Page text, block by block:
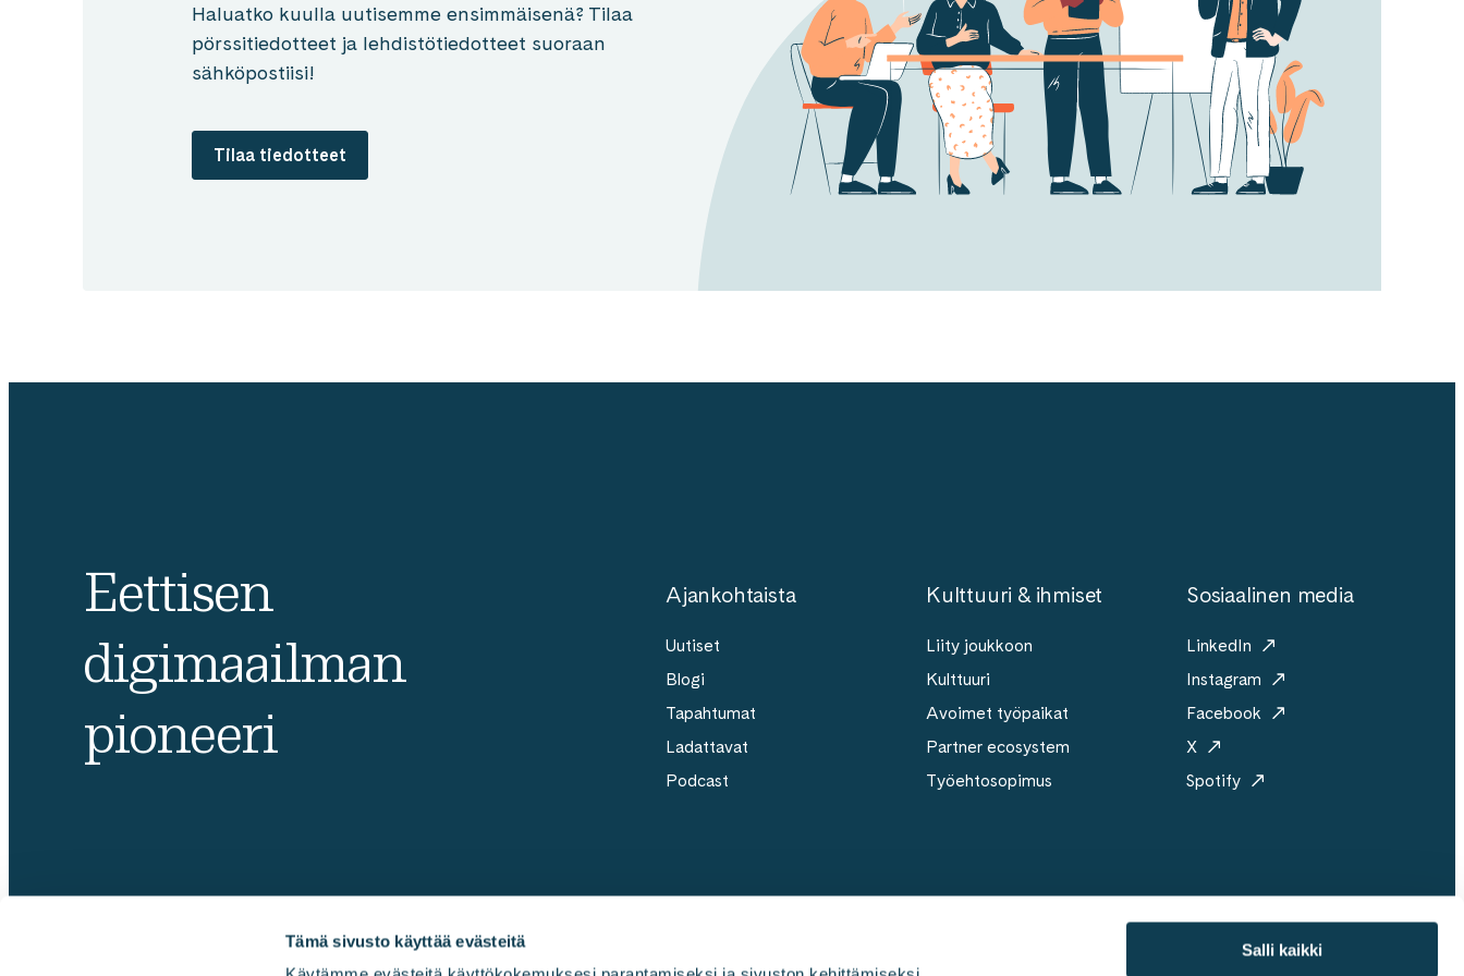
Tämä sivusto käyttää evästeitä
Salli kaikki
Haluatko kuulla uutisemme ensimmäisenä? Tilaa
pörssitiedotteet ja lehdistötiedotteet suoraan
sähköpostiisi!
Tilaa tiedotteet
Eettisen
digimaailman
pioneeri
Ajankohtaista
Uutiset
Blogi
Tapahtumat
Ladattavat
Podcast
Kulttuuri & ihmiset
Liity joukkoon
Kulttuuri
Avoimet työpaikat
Partner ecosystem
Työehtosopimus
Sosiaalinen media
LinkedIn
Instagram
Facebook
X
Spotify